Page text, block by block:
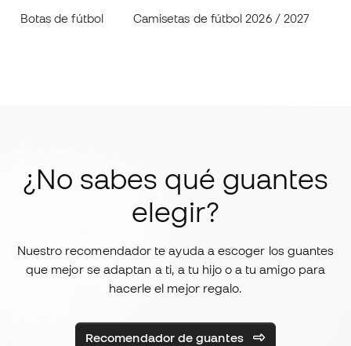
Botas de fútbol Camisetas de fútbol 2026 / 2027
¿No sabes qué guantes
elegir?
Nuestro recomendador te ayuda a escoger los guantes
que mejor se adaptan a ti, a tu hijo o a tu amigo para
hacerle el mejor regalo.
Recomendador de guantes